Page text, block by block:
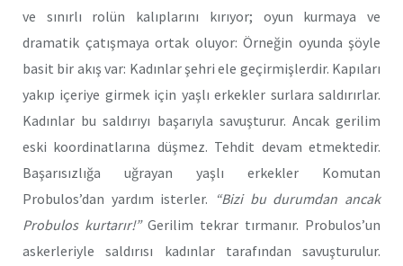
ve sınırlı rolün kalıplarını kırıyor; oyun kurmaya ve
dramatik çatışmaya ortak oluyor: Örneğin oyunda şöyle
basit bir akış var: Kadınlar şehri ele geçirmişlerdir. Kapıları
yakıp içeriye girmek için yaşlı erkekler surlara saldırırlar.
Kadınlar bu saldırıyı başarıyla savuşturur. Ancak gerilim
eski koordinatlarına düşmez. Tehdit devam etmektedir.
Başarısızlığa uğrayan yaşlı erkekler Komutan
Probulos’dan yardım isterler. “Bizi bu durumdan ancak
Probulos kurtarır!”Gerilim tekrar tırmanır. Probulos’un
askerleriyle saldırısı kadınlar tarafından savuşturulur.